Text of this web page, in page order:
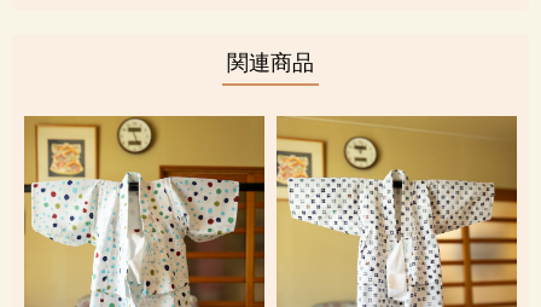
関連商品